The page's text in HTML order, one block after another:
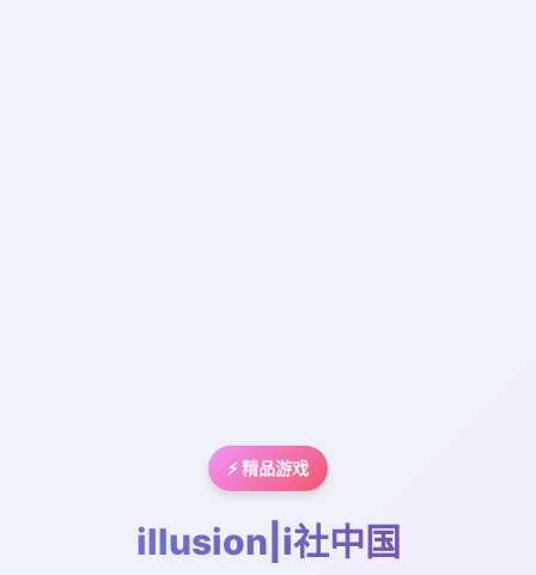
⚡ 精品游戏
illusion|i社中国